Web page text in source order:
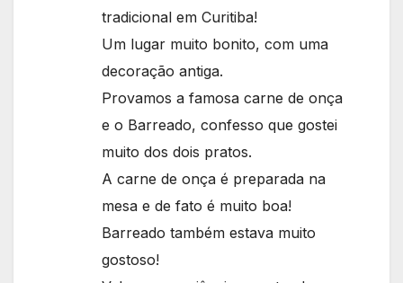
tradicional em Curitiba!
Um lugar muito bonito, com uma
decoração antiga.
Provamos a famosa carne de onça
e o Barreado, confesso que gostei
muito dos dois pratos.
A carne de onça é preparada na
mesa e de fato é muito boa!
Barreado também estava muito
gostoso!